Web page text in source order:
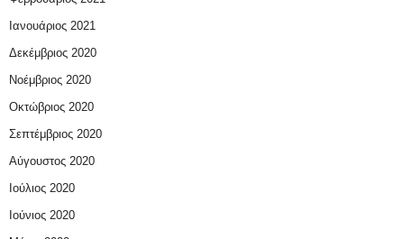
Ιανουάριος 2021
Δεκέμβριος 2020
Νοέμβριος 2020
Οκτώβριος 2020
Σεπτέμβριος 2020
Αύγουστος 2020
Ιούλιος 2020
Ιούνιος 2020